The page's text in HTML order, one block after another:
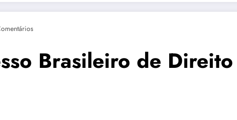
Brasileiro de Direito